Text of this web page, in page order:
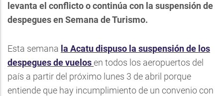
levanta el conflicto o continúa con la suspensión de
despegues en Semana de Turismo.
Esta semana la Acatu dispuso la suspensión de los
despegues de vuelosen todos los aeropuertos del
país a partir del próximo lunes 3 de abril porque
entiende que hay incumplimiento de un convenio con